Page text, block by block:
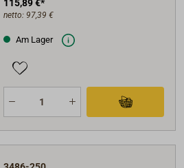
115,89 €*
netto: 97,39 €
Am Lager